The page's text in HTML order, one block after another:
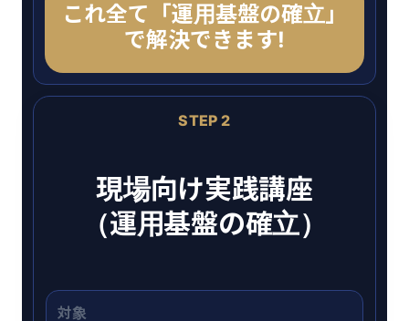
これ全て「運用基盤の確立」
で解決できます!
STEP 2
現場向け実践講座
（運用基盤の確立）
対象